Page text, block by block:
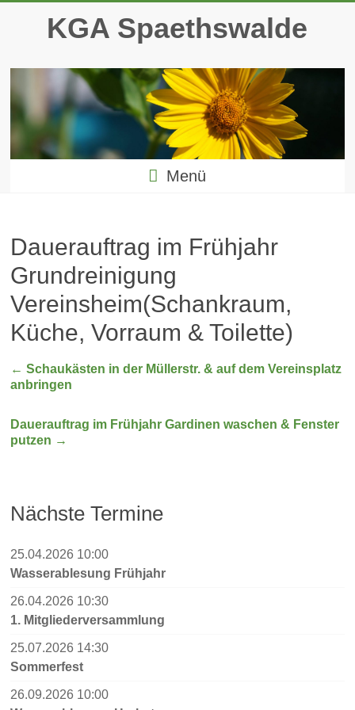
springenKGA Spaethswalde
Menü
Dauerauftrag im Frühjahr
Grundreinigung
Vereinsheim(Schankraum,
Küche, Vorraum & Toilette)
← Schaukästen in der Müllerstr. & auf dem Vereinsplatz
anbringen
Dauerauftrag im Frühjahr Gardinen waschen & Fenster
putzen →
Nächste Termine
25.04.2026 10:00
Wasserablesung Frühjahr
26.04.2026 10:30
1. Mitgliederversammlung
25.07.2026 14:30
Sommerfest
26.09.2026 10:00